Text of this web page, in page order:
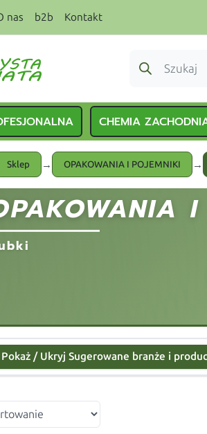
nas b2b Kontakt
CHEMIA
Sklep → OPAKOWANIA I POJEMNIKI →
I
Pokaż / Ukryj Sugerowane branże i